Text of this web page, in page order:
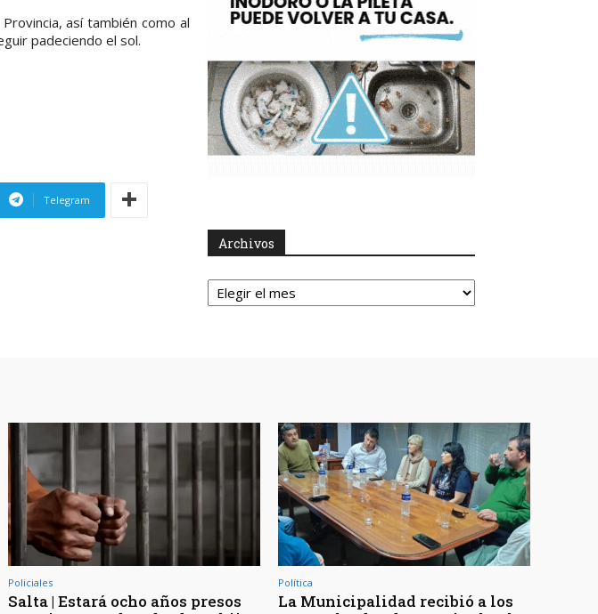
así también como al
padeciendo el sol.
Telegram
Archivos
Archivos
Policiales
Salta | Estará ocho años presos
Política
La Municipalidad recibió a los